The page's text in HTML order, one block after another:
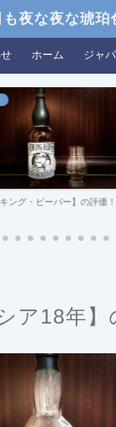
も夜な夜な琥珀
ホーム ジャ
キング・ビーバー】の評価！
ア18年】